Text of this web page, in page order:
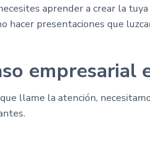
aprender a crear la
hacer presentaciones que
empresarial
llame la atención,